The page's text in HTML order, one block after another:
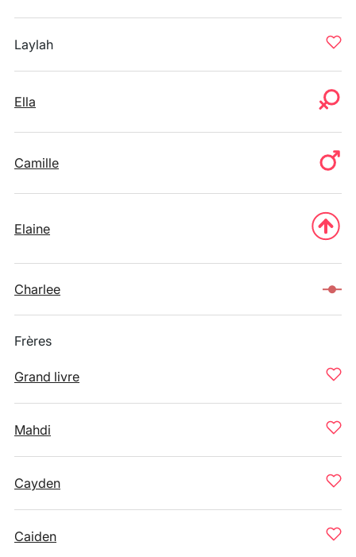
Laylah
Ella
Camille
Elaine
Charlee
Frères
Grand livre
Mahdi
Cayden
Caiden